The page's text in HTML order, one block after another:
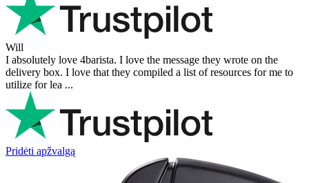
Will
I absolutely love 4barista. I love the message they wrote on the
delivery box. I love that they compiled a list of resources for me to
utilize for lea ...
Pridėti apžvalgą